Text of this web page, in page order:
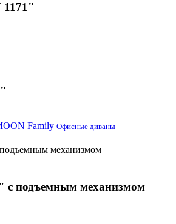
1171"
Офисные диваны
с подъемным механизмом